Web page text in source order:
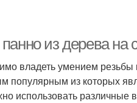
из дерева на
владеть умением
популярным из которых
использовать различные